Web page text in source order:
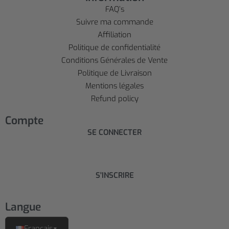
FAQ’s
Suivre ma commande
Affiliation
Politique de confidentialité
Conditions Générales de Vente
Politique de Livraison
Mentions légales
Refund policy
Compte
SE CONNECTER
S'INSCRIRE
Langue